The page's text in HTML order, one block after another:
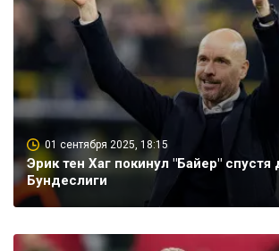
01 сентября 2025, 18:15
Эрик тен Хаг покинул "Байер" спустя
Бундеслиги